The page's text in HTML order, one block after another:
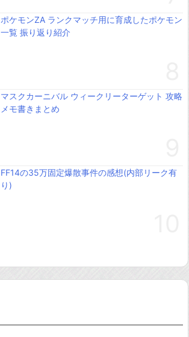
ポケモンZA ランクマッチ用に育成したポケモン
一覧 振り返り紹介
マスクカーニバル ウィークリーターゲット 攻略
メモ書きまとめ
FF14の35万固定爆散事件の感想(内部リーク有
り)